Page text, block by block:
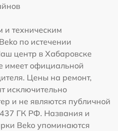
техническим
по истечении
центр в Хабаровске
имеет официальной
Цены на ремонт,
исключительно
и не являются публичной
437 ГК РФ. Названия и
Beko упоминаются